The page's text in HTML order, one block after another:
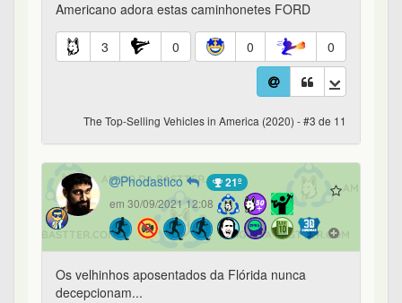
Americano adora estas caminhonetes FORD
3 0 0 0
The Top-Selling Vehicles in America (2020) - #3 de 11
Phodastico 21º
em 30/09/2021 12:08
Os velhinhos aposentados da Flórida nunca
decepcionam...